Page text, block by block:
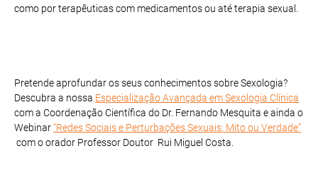
como por terapêuticas com medicamentos ou até terapia sexual.
Pretende aprofundar os seus conhecimentos sobre Sexologia?
Descubra a nossa Especialização Avançada em Sexologia Clínica
com a Coordenação Científica do Dr. Fernando Mesquita e ainda o
Webinar“Redes Sociais e Perturbações Sexuais: Mito ou Verdade”
com o orador Professor Doutor Rui Miguel Costa.